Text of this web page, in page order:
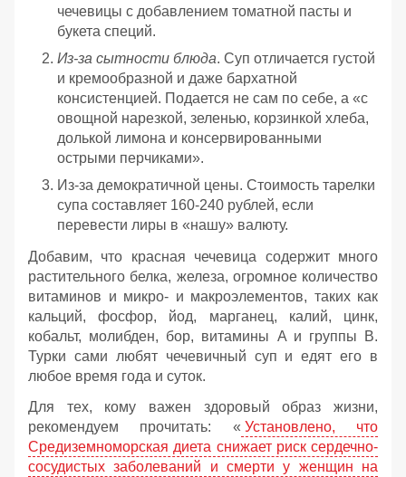
чечевицы с добавлением томатной пасты и
букета специй.
Из-за сытности блюда. Суп отличается густой
и кремообразной и даже бархатной
консистенцией. Подается не сам по себе, а «с
овощной нарезкой, зеленью, корзинкой хлеба,
долькой лимона и консервированными
острыми перчиками».
Из-за демократичной цены. Стоимость тарелки
супа составляет 160-240 рублей, если
перевести лиры в «нашу» валюту.
Добавим, что красная чечевица содержит много
растительного белка, железа, огромное количество
витаминов и микро- и макроэлементов, таких как
кальций, фосфор, йод, марганец, калий, цинк,
кобальт, молибден, бор, витамины A и группы B.
Турки сами любят чечевичный суп и едят его в
любое время года и суток.
Для тех, кому важен здоровый образ жизни,
рекомендуем прочитать: « Установлено, что
Средиземноморская диета снижает риск сердечно-
сосудистых заболеваний и смерти у женщин на